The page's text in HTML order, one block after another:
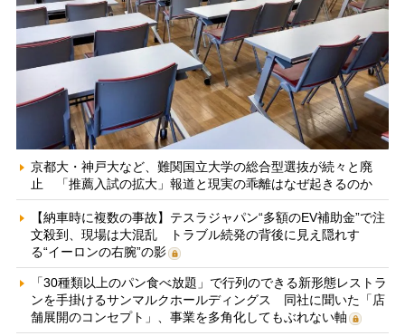
京都大・神戸大など、難関国立大学の総合型選抜が続々と廃
止 「推薦入試の拡大」報道と現実の乖離はなぜ起きるのか
【納車時に複数の事故】テスラジャパン“多額のEV補助金”で注
文殺到、現場は大混乱 トラブル続発の背後に見え隠れす
る“イーロンの右腕”の影
「30種類以上のパン食べ放題」で行列のできる新形態レストラ
ンを手掛けるサンマルクホールディングス 同社に聞いた「店
舗展開のコンセプト」、事業を多角化してもぶれない軸